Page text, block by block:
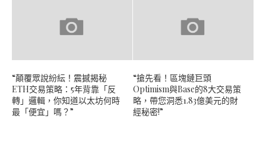
“顛覆眾說紛紜！震撼揭秘
ETH交易策略：5年背靠「反
轉」邏輯，你知道以太坊何時
最「便宜」嗎？”
“搶先看！區塊鏈巨頭
Optimism與Base的8大交易策
略，帶您洞悉1.83億美元的財
經秘密!”